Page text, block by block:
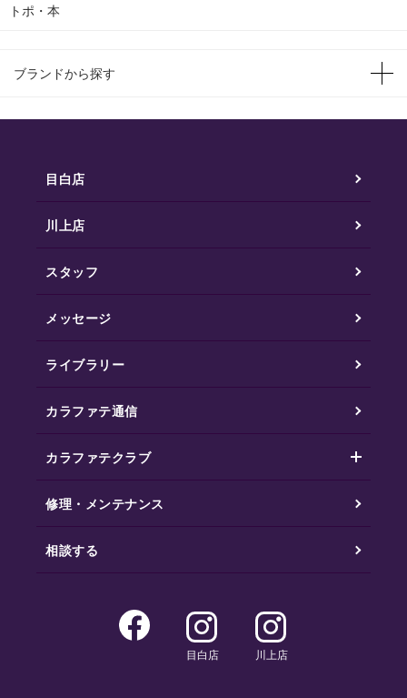
トポ・本
ブランドから探す
目白店
川上店
スタッフ
メッセージ
ライブラリー
カラファテ通信
カラファテクラブ
修理・メンテナンス
相談する
目白店 川上店